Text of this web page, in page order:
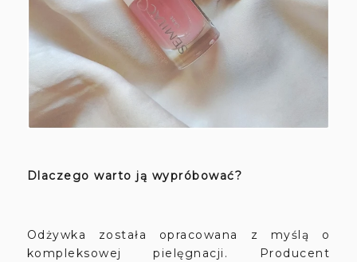
Dlaczego warto ją wypróbować?
Odżywka została opracowana z myślą o
kompleksowej pielęgnacji. Producent